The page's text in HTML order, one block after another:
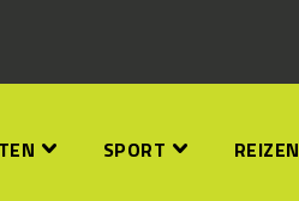
SPORT REIZEN